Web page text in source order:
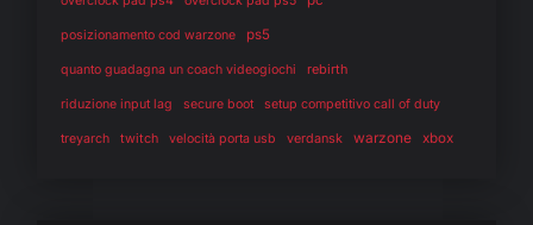
posizionamento cod warzone ps5
quanto guadagna un coach videogiochi rebirth
riduzione input lag secure boot setup competitivo call of duty
treyarch twitch velocità porta usb verdansk warzone xbox